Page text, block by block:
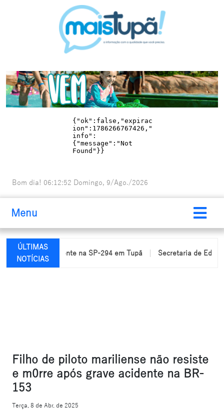
Bom dia! 06:12:53 Domingo, 9/Ago./2026
Menu
ÚLTIMAS
NOTÍCIAS
em acidente na SP-294 em Tupã Secretaria de Educação
Filho de piloto mariliense não resiste
e m0rre após grave acidente na BR-
153
Terça, 8 de Abr. de 2025